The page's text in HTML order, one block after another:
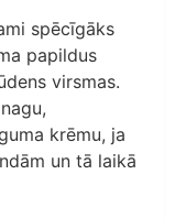
spēcīgāks
papildus
virsmas.
krēmu, ja
un tā laikā